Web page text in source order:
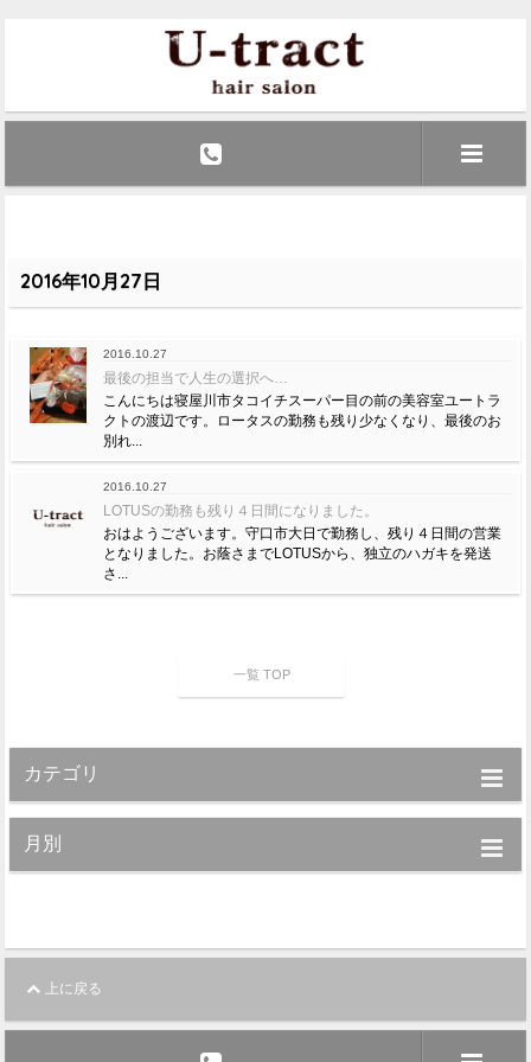
2016年10月27日
2016.10.27
最後の担当で人生の選択へ…
こんにちは寝屋川市タコイチスーパー目の前の美容室ユートラ
クトの渡辺です。ロータスの勤務も残り少なくなり、最後のお
別れ...
2016.10.27
LOTUSの勤務も残り４日間になりました。
おはようございます。守口市大日で勤務し、残り４日間の営業
となりました。お蔭さまでLOTUSから、独立のハガキを発送
さ...
一覧 TOP
カテゴリ
月別
上に戻る